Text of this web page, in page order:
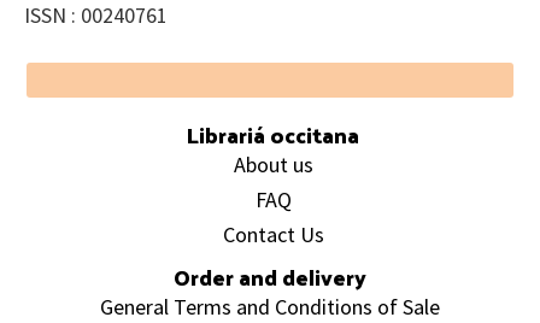
ISSN : 00240761
Footer
Librariá occitana
About us
FAQ
Contact Us
Order and delivery
General Terms and Conditions of Sale